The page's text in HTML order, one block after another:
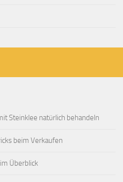
Steinklee natürlich behandeln
beim Verkaufen
Überblick